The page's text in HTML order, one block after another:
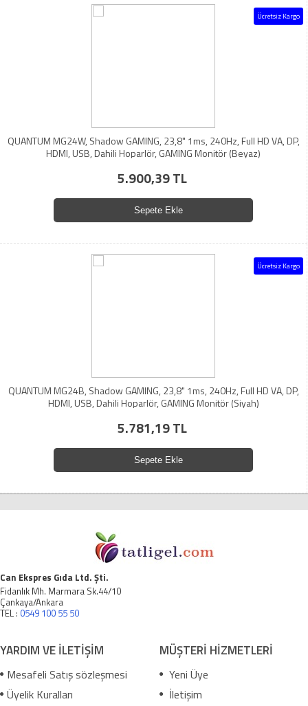
Ücretsiz Kargo
QUANTUM MG24W, Shadow GAMING, 23,8" 1ms, 240Hz, Full HD VA, DP,
HDMI, USB, Dahili Hoparlör, GAMING Monitör (Beyaz)
5.900,39 TL
Sepete Ekle
Ücretsiz Kargo
QUANTUM MG24B, Shadow GAMING, 23,8" 1ms, 240Hz, Full HD VA, DP,
HDMI, USB, Dahili Hoparlör, GAMING Monitör (Siyah)
5.781,19 TL
Sepete Ekle
Can Ekspres Gıda Ltd. Şti.
Fidanlık Mh. Marmara Sk.44/10
Çankaya/Ankara
TEL : 0549 100 55 50
YARDIM VE İLETİŞİM
Mesafeli Satış sözleşmesi
Üyelik Kuralları
MÜŞTERİ HİZMETLERİ
Yeni Üye
İletişim